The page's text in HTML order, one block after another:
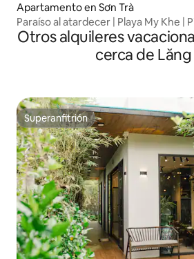
Apartamento en Sơn Trà
Paraíso al atardecer | Playa My Khe |
Lujo
Otros alquileres
cerca de
Superanfitrión
Superanfitrión